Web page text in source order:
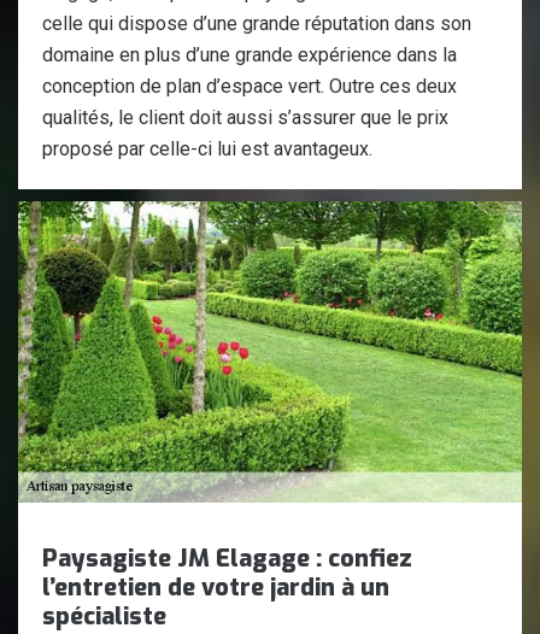
celle qui dispose d’une grande réputation dans son
domaine en plus d’une grande expérience dans la
conception de plan d’espace vert. Outre ces deux
qualités, le client doit aussi s’assurer que le prix
proposé par celle-ci lui est avantageux.
Paysagiste JM Elagage : confiez
l’entretien de votre jardin à un
spécialiste